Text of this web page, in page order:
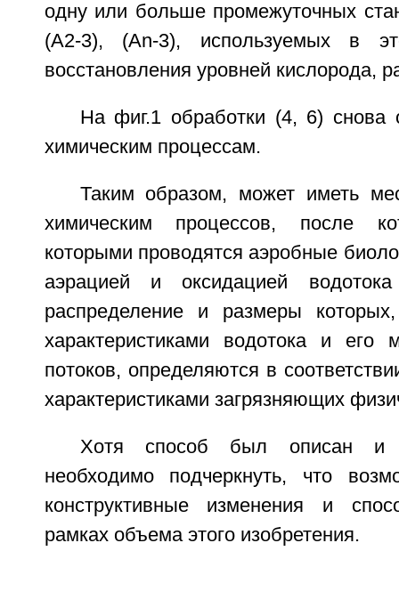
одну или больше промежуточных
(А2-3), (Аn-3), используемых в
восстановления уровней кислорода,
На фиг.1 обработки (4, 6) снова
химическим процессам.
Таким образом, может иметь
химическим процессов, после
которыми проводятся аэробные
аэрацией и оксидацией
распределение и размеры
характеристиками водотока и его
потоков, определяются в
характеристиками загрязняющих
Хотя способ был описан и
необходимо подчеркнуть, что
конструктивные изменения и
рамках объема этого изобретения.